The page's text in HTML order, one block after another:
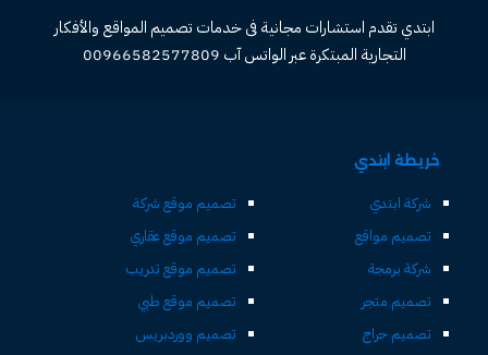
ابتدي تقدم استشارات مجانية فى خدمات تصميم المواقع والأفكار
التجارية المبتكرة عبر الواتس آب 00966582577809
خريطة ابتدي
شركة ابتدي
تصميم مواقع
شركة برمجة
تصميم متجر
تصميم حراج
تصميم موقع شركة
تصميم موقع عقاري
تصميم موقع تدريب
تصميم موقع طبي
تصميم ووردبريس